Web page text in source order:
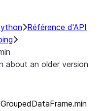
Référence d'API
about an older version